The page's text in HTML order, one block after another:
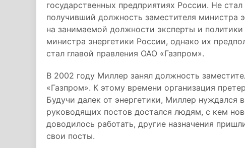
государственных предприятиях России. Не
получивший должность заместителя министра
на занимаемой должности эксперты и
министра энергетики России, однако их
стал главой правления ОАО «Газпром».
В 2002 году Миллер занял должность
«Газпром». К этому времени организация
Будучи далек от энергетики, Миллер нуждался
руководящих постов достался людям, с кем
доводилось работать, другие назначения
свои посты.